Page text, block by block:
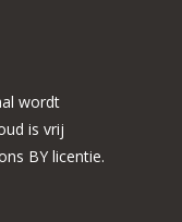
wordt
is vrij
BY licentie.